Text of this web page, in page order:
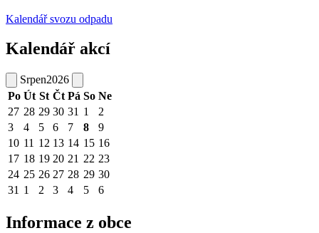
Kalendář svozu odpadu
Kalendář akcí
Srpen2026
Po Út St Čt Pá So Ne
27 28 29 30 31 1
2
3
4 5 6 7 8
9
10 11 12 13 14 15 16
17 18 19 20 21 22 23
24 25 26 27 28 29 30
31 1 2 3 4 5 6
Informace z obce